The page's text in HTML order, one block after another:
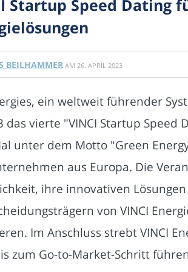
Startup Speed Dating
BEILHAMMER AM 26. APRIL 2023
ein weltweit führender
das vierte "VINCI Startup
unter dem Motto "Green
aus Europa. Die
ihre innovativen
von VINCI
Im Anschluss strebt VINCI
zum Go-to-Market-Schritt